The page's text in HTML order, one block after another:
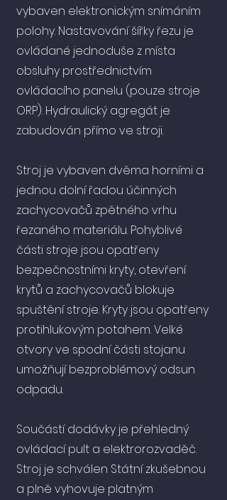
vybaven elektronickým snímáním
polohy. Nastavování šířky řezu je
ovládané jednoduše z místa
obsluhy prostřednictvím
ovládacího panelu (pouze stroje
ORP). Hydraulický agregát je
zabudován přímo ve stroji.
Stroj je vybaven dvěma horními a
jednou dolní řadou účinných
zachycovačů zpětného vrhu
řezaného materiálu. Pohyblivé
části stroje jsou opatřeny
bezpečnostními kryty, otevření
krytů a zachycovačů blokuje
spuštění stroje. Kryty jsou opatřeny
protihlukovým potahem. Velké
otvory ve spodní části stojanu
umožňují bezproblémový odsun
odpadu.
Součástí dodávky je přehledný
ovládací pult a elektrorozvaděč.
Stroj je schválen Státní zkušebnou
a plně vyhovuje platným